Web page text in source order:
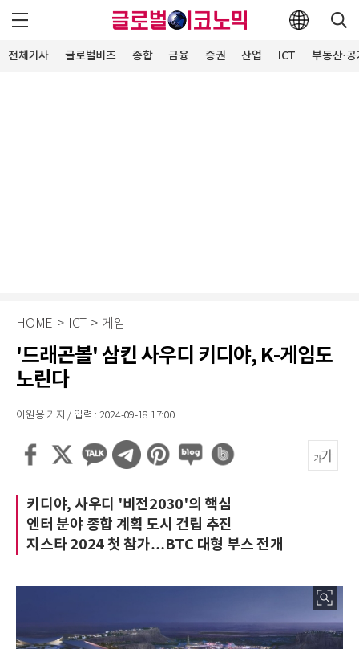
전체기사 글로벌비즈 종합 금융 증권 산업 ICT 부동산·
HOME > ICT > 게임
'드래곤볼' 삼킨 사우디 키디야, K-게임도
노린다
이원용 기자 / 입력 : 2024-09-18 17:00
키디야, 사우디 '비전2030'의 핵심
엔터 분야 종합 계획 도시 건립 추진
지스타 2024 첫 참가…BTC 대형 부스 전개